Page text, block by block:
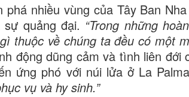
nhiều vùng của Tây Ban
quảng đại. “Trong những
thuộc về chúng ta đều có một
động dũng cảm và tình liên đới
ứng phó với núi lửa ở La
vụ và hy sinh.”